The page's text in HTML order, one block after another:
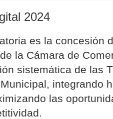
2024
es la concesión
la Cámara de
sistemática de las
integrando
las